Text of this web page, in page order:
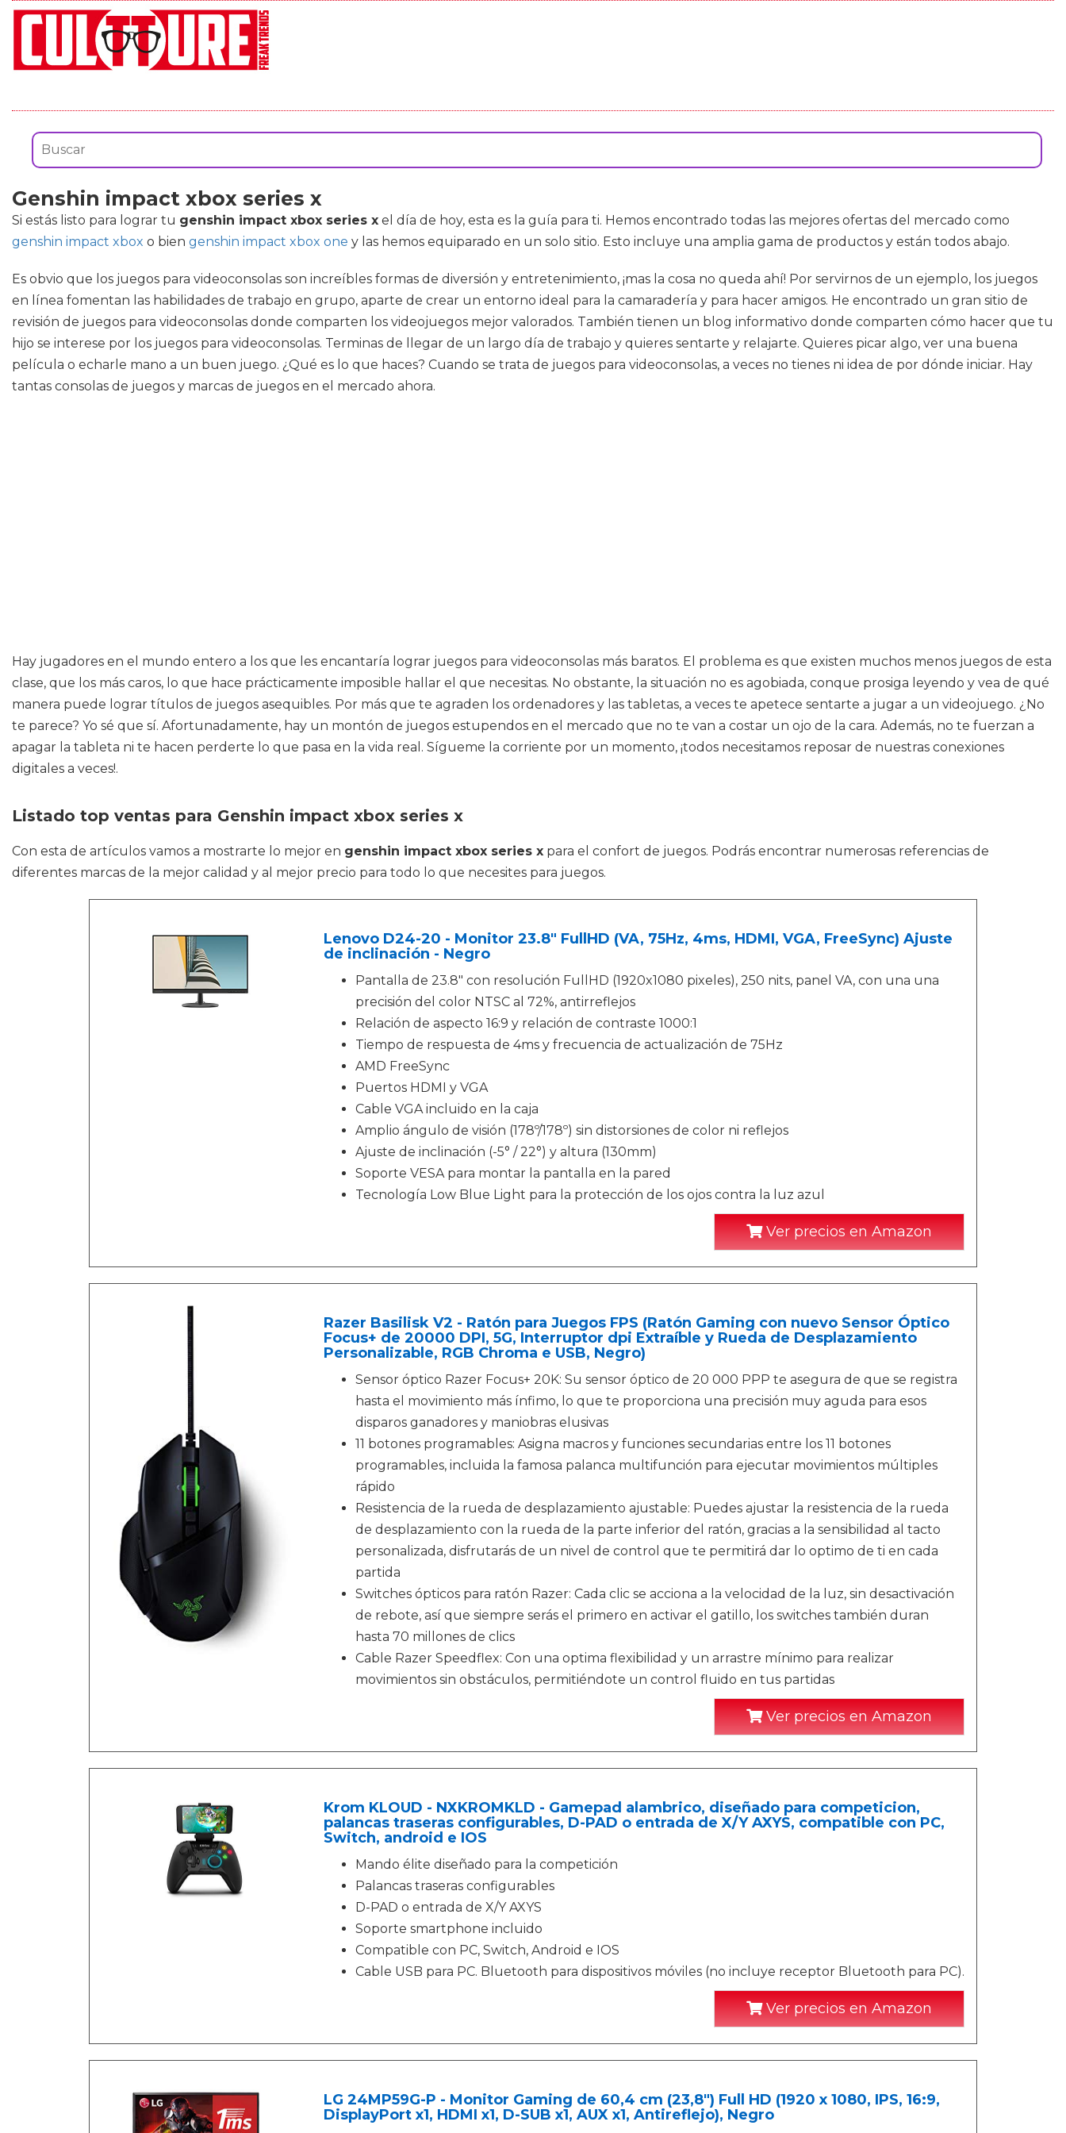
Genshin impact xbox series x
Si estás listo para lograr tu genshin impact xbox series x el día de hoy, esta es la guía para ti. Hemos encontrado todas las mejores ofertas del mercado como
genshin impact xbox o bien genshin impact xbox one y las hemos equiparado en un solo sitio. Esto incluye una amplia gama de productos y están todos abajo.
Es obvio que los juegos para videoconsolas son increíbles formas de diversión y entretenimiento, ¡mas la cosa no queda ahí! Por servirnos de un ejemplo, los juegos
en línea fomentan las habilidades de trabajo en grupo, aparte de crear un entorno ideal para la camaradería y para hacer amigos. He encontrado un gran sitio de
revisión de juegos para videoconsolas donde comparten los videojuegos mejor valorados. También tienen un blog informativo donde comparten cómo hacer que tu
hijo se interese por los juegos para videoconsolas. Terminas de llegar de un largo día de trabajo y quieres sentarte y relajarte. Quieres picar algo, ver una buena
película o echarle mano a un buen juego. ¿Qué es lo que haces? Cuando se trata de juegos para videoconsolas, a veces no tienes ni idea de por dónde iniciar. Hay
tantas consolas de juegos y marcas de juegos en el mercado ahora.
Hay jugadores en el mundo entero a los que les encantaría lograr juegos para videoconsolas más baratos. El problema es que existen muchos menos juegos de esta
clase, que los más caros, lo que hace prácticamente imposible hallar el que necesitas. No obstante, la situación no es agobiada, conque prosiga leyendo y vea de qué
manera puede lograr títulos de juegos asequibles. Por más que te agraden los ordenadores y las tabletas, a veces te apetece sentarte a jugar a un videojuego. ¿No
te parece? Yo sé que sí. Afortunadamente, hay un montón de juegos estupendos en el mercado que no te van a costar un ojo de la cara. Además, no te fuerzan a
apagar la tableta ni te hacen perderte lo que pasa en la vida real. Sígueme la corriente por un momento, ¡todos necesitamos reposar de nuestras conexiones
digitales a veces!.
Listado top ventas para Genshin impact xbox series x
Con esta de artículos vamos a mostrarte lo mejor en genshin impact xbox series x para el confort de juegos. Podrás encontrar numerosas referencias de
diferentes marcas de la mejor calidad y al mejor precio para todo lo que necesites para juegos.
Lenovo D24-20 - Monitor 23.8" FullHD (VA, 75Hz, 4ms, HDMI, VGA, FreeSync) Ajuste
de inclinación - Negro
Pantalla de 23.8" con resolución FullHD (1920x1080 pixeles), 250 nits, panel VA, con una una
precisión del color NTSC al 72%, antirreflejos
Relación de aspecto 16:9 y relación de contraste 1000:1
Tiempo de respuesta de 4ms y frecuencia de actualización de 75Hz
AMD FreeSync
Puertos HDMI y VGA
Cable VGA incluido en la caja
Amplio ángulo de visión (178º/178º) sin distorsiones de color ni reflejos
Ajuste de inclinación (-5° / 22°) y altura (130mm)
Soporte VESA para montar la pantalla en la pared
Tecnología Low Blue Light para la protección de los ojos contra la luz azul
Ver precios en Amazon
Razer Basilisk V2 - Ratón para Juegos FPS (Ratón Gaming con nuevo Sensor Óptico
Focus+ de 20000 DPI, 5G, Interruptor dpi Extraíble y Rueda de Desplazamiento
Personalizable, RGB Chroma e USB, Negro)
Sensor óptico Razer Focus+ 20K: Su sensor óptico de 20 000 PPP te asegura de que se registra
hasta el movimiento más ínfimo, lo que te proporciona una precisión muy aguda para esos
disparos ganadores y maniobras elusivas
11 botones programables: Asigna macros y funciones secundarias entre los 11 botones
programables, incluida la famosa palanca multifunción para ejecutar movimientos múltiples
rápido
Resistencia de la rueda de desplazamiento ajustable: Puedes ajustar la resistencia de la rueda
de desplazamiento con la rueda de la parte inferior del ratón, gracias a la sensibilidad al tacto
personalizada, disfrutarás de un nivel de control que te permitirá dar lo optimo de ti en cada
partida
Switches ópticos para ratón Razer: Cada clic se acciona a la velocidad de la luz, sin desactivación
de rebote, así que siempre serás el primero en activar el gatillo, los switches también duran
hasta 70 millones de clics
Cable Razer Speedflex: Con una optima flexibilidad y un arrastre mínimo para realizar
movimientos sin obstáculos, permitiéndote un control fluido en tus partidas
Ver precios en Amazon
Krom KLOUD - NXKROMKLD - Gamepad alambrico, diseñado para competicion,
palancas traseras configurables, D-PAD o entrada de X/Y AXYS, compatible con PC,
Switch, android e IOS
Mando élite diseñado para la competición
Palancas traseras configurables
D-PAD o entrada de X/Y AXYS
Soporte smartphone incluido
Compatible con PC, Switch, Android e IOS
Cable USB para PC. Bluetooth para dispositivos móviles (no incluye receptor Bluetooth para PC).
Ver precios en Amazon
LG 24MP59G-P - Monitor Gaming de 60,4 cm (23,8") Full HD (1920 x 1080, IPS, 16:9,
DisplayPort x1, HDMI x1, D-SUB x1, AUX x1, Antireflejo), Negro